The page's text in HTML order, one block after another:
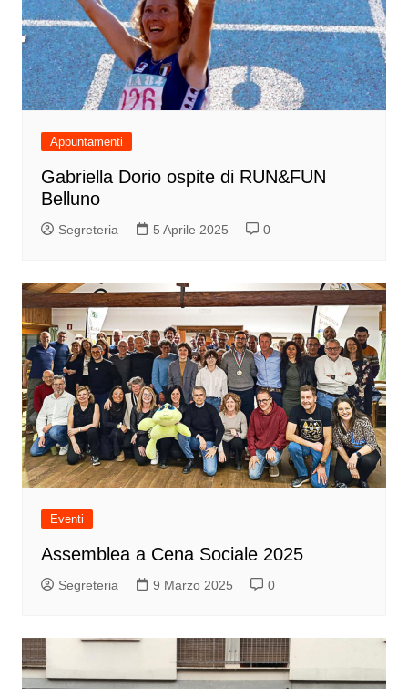
Appuntamenti
Gabriella Dorio ospite di RUN&FUN
Belluno
Segreteria 5 Aprile 2025 0
Eventi
Assemblea a Cena Sociale 2025
Segreteria 9 Marzo 2025 0